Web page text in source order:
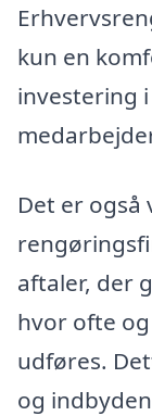
kun en
investering
Det er
aftaler, der
hvor ofte
udføres.
og